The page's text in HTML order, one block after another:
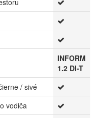
INFORM
1.2 DI-T
/ sivé
vodiča